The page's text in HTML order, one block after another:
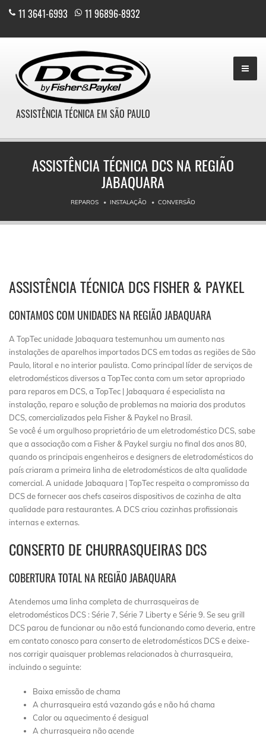
11 3641-6993 11 96896-8932
ASSISTÊNCIA TÉCNICA EM SÃO PAULO
ASSISTÊNCIA TÉCNICA DCS NA REGIÃO
JABAQUARA
REPAROS INSTALAÇÃO CONVERSÃO
ASSISTÊNCIA TÉCNICA DCS FISHER & PAYKEL
CONTAMOS COM UNIDADES NA REGIÃO JABAQUARA
A TopTec unidade Jabaquara testemunhou um aumento nas
instalações de aparelhos importados DCS em todas as regiões de São
Paulo, litoral e no interior paulista. Como principal líder de serviços de
eletrodomésticos diversos a TopTec conta com um setor apropriado
para reparos em DCS, a TopTec | Jabaquara é especialista na
instalação, reparo e solução de problemas na maioria dos produtos
DCS, comercializados pela Fisher & Paykel no Brasil.
Se você é um orgulhoso proprietário de um eletrodoméstico DCS, sabe
que a associação com a Fisher & Paykel surgiu no final dos anos 80,
quando os principais engenheiros e designers de eletrodomésticos do
país criaram a primeira linha de eletrodomésticos de alta qualidade
comercial. A unidade Jabaquara | TopTec respeita o compromisso da
DCS de fornecer aos chefs caseiros dispositivos de cozinha de alta
qualidade para restaurantes. A DCS criou cozinhas profissionais
internas e externas.
CONSERTO DE CHURRASQUEIRAS DCS
COBERTURA TOTAL NA REGIÃO JABAQUARA
Atendemos uma linha completa de churrasqueiras de
eletrodomésticos DCS : Série 7, Série 7 Liberty e Série 9. Se seu grill
DCS parou de funcionar ou não está funcionando como deveria, entre
em contato conosco para conserto de eletrodomésticos DCS e deixe-
nos corrigir quaisquer problemas relacionados à churrasqueira,
incluindo o seguinte:
Baixa emissão de chama
A churrasqueira está vazando gás e não há chama
Calor ou aquecimento é desigual
A churrasqueira não acende